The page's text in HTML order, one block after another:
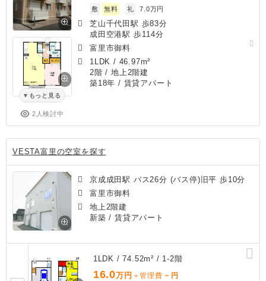
もっと見る
2人検討中
敷
無料 礼 7.0万円
芝山千代田駅 歩83分
成田空港駅 歩114分
富里市御料
1LDK / 46.97m²
2階 / 地上2階建
築18年 / 賃貸アパート
VESTA富里の空室を探す
京成成田駅 バス26分 (バス停)旧平 歩10分
富里市御料
地上2階建
新築 / 賃貸アパート
1LDK / 74.52m² / 1-2階
16.0万円 ＋管理費 － 円